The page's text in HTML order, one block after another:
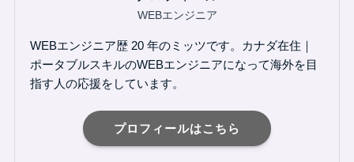
WEBエンジニア
WEBエンジニア歴 20 年のミッツです。カナダ在住｜
ポータブルスキルのWEBエンジニアになって海外を目
指す人の応援をしています。
プロフィールはこちら